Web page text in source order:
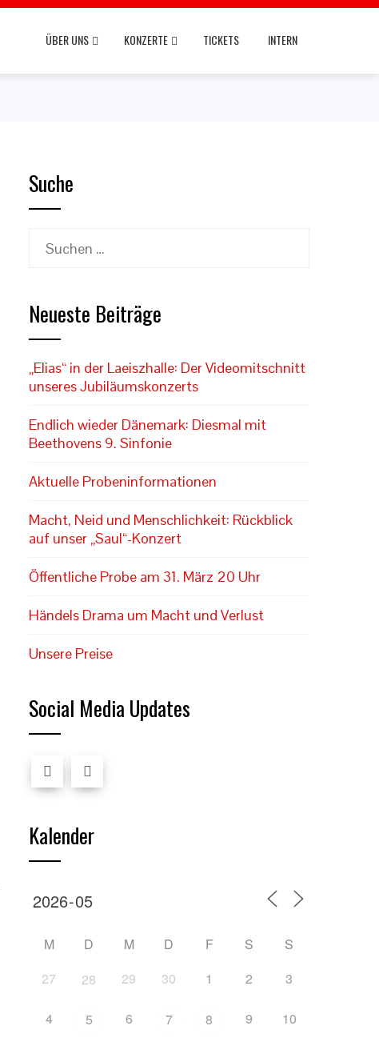
ÜBER UNS KONZERTE TICKETS INTERN
Suche
Suchen
Neueste Beiträge
„Elias“ in der Laeiszhalle: Der Videomitschnitt
unseres Jubiläumskonzerts
Endlich wieder Dänemark: Diesmal mit
Beethovens 9. Sinfonie
Aktuelle Probeninformationen
Macht, Neid und Menschlichkeit: Rückblick
auf unser „Saul“-Konzert
Öffentliche Probe am 31. März 20 Uhr
Händels Drama um Macht und Verlust
Unsere Preise
Social Media Updates
Kalender
M D M D F S
S
27
28 29 30 1 2 3
4 5 6 7 8 9 10